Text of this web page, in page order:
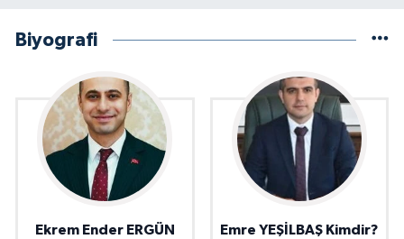
Biyografi
Ekrem Ender ERGÜN
Emre YEŞİLBAŞ Kimdir?